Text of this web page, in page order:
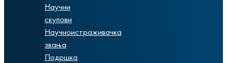
Научни
скупови
Научноистраживачка
звања
Подршка